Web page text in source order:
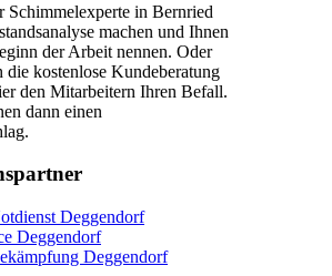
Schimmelexperte in Bernried
machen und Ihnen
der Arbeit nennen. Oder
die kostenlose Kundeberatung
den Mitarbeitern Ihren Befall.
dann einen
Deggendorf
Deggendorf
Deggendorf